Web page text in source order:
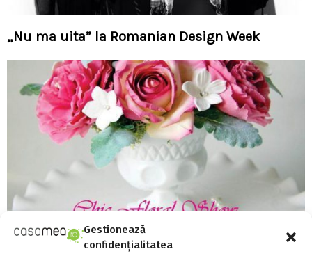
Gestionează
confidențialitatea
„Nu ma uita” la Romanian Design Week